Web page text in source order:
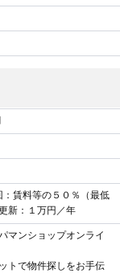
賃料等の５０％（最低
新：１万円／年
マンショップオンライ
トで物件探しをお手伝